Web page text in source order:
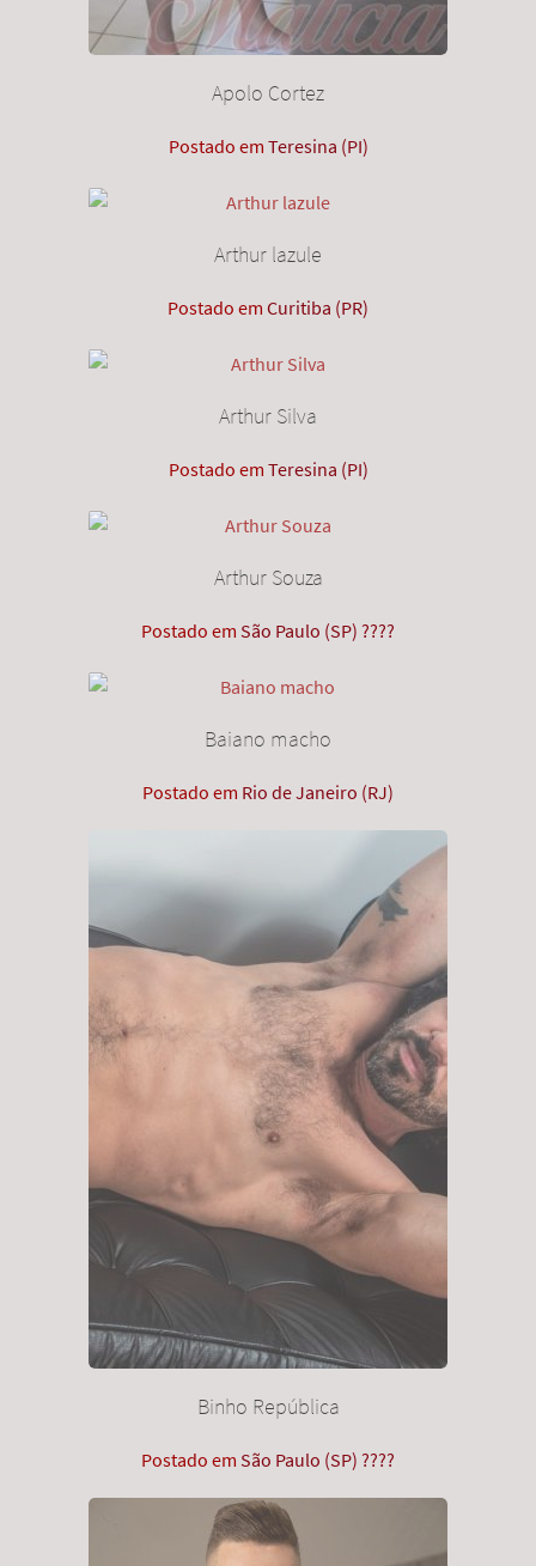
Apolo Cortez
Postado em Teresina (PI)
Arthur lazule
Postado em Curitiba (PR)
Arthur Silva
Postado em Teresina (PI)
Arthur Souza
Postado em São Paulo (SP) ????
Baiano macho
Postado em Rio de Janeiro (RJ)
Binho República
Postado em São Paulo (SP) ????